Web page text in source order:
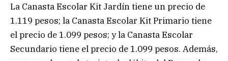
La Canasta Escolar Kit Jardín tiene un precio de
1.119 pesos; la Canasta Escolar Kit Primario tiene
el precio de 1.099 pesos; y la Canasta Escolar
Secundario tiene el precio de 1.099 pesos. Además,